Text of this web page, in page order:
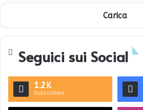
Carica
Seguici sui Social
1.2K
Subscribers